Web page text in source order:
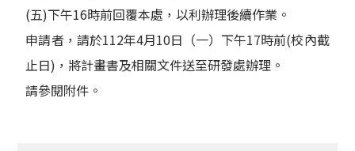
(五)下午16時前回覆本處，以利辦理後續作業。
申請者，請於112年4月10日（一）下午17時前(校內截
止日)，將計畫書及相關文件送至研發處辦理。
請參閱附件。